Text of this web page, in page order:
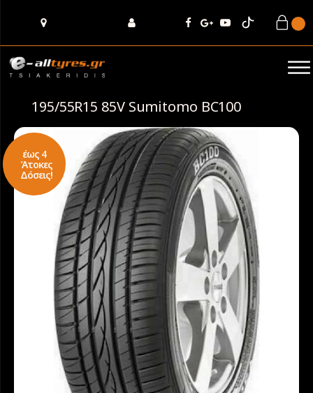
195/55R15 85V Sumitomo BC100
έως 4
Άτοκες
Δόσεις!